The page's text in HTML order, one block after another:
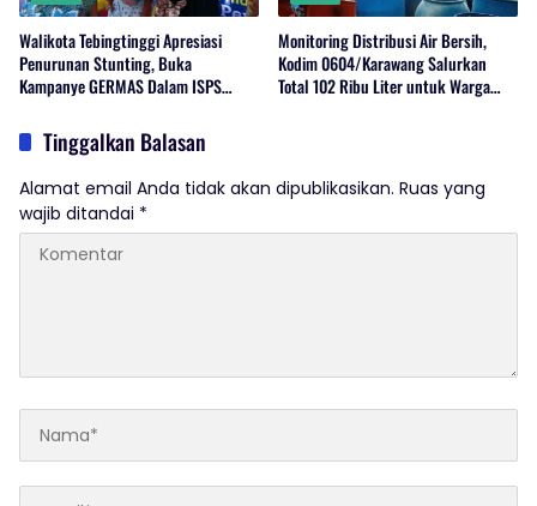
Walikota Tebingtinggi Apresiasi
Penurunan Stunting, Buka
Kampanye GERMAS Dalam ISPS
Monitoring Distribusi Air Bersih,
Kodim 0604/Karawang Salurkan
Total 102 Ribu Liter untuk Warga
Tinggalkan Balasan
Alamat email Anda tidak akan dipublikasikan. Ruas yang
wajib ditandai *